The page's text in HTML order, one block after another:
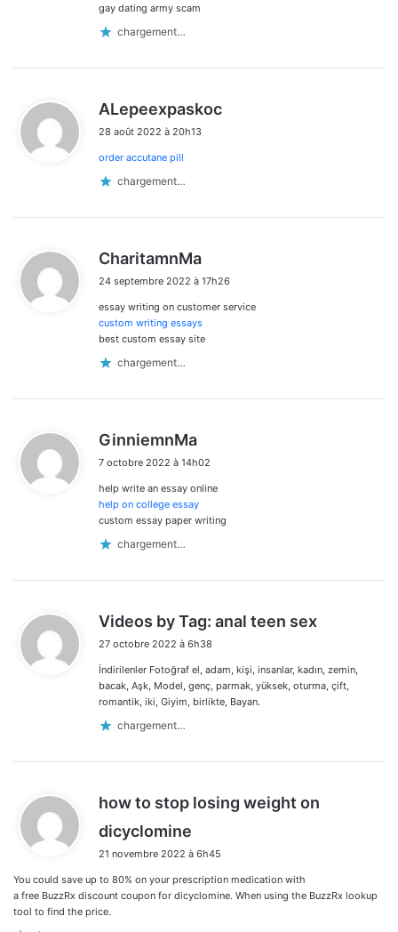
gay dating army scam
chargement…
ALepeexpaskoc
28 août 2022 à 20h13
order accutane pill
chargement…
CharitamnMa
t
24 septembre 2022 à 17h26
essay writing on customer service
custom writing essays
best custom essay site
chargement…
GinniemnMa
t
:
7 octobre 2022 à 14h02
help write an essay online
help on college essay
custom essay paper writing
chargement…
Videos by Tag: anal teen sex
:
27 octobre 2022 à 6h38
İndirilenler Fotoğraf el, adam, kişi, insanlar, kadın, zemin,
bacak, Aşk, Model, genç, parmak, yüksek, oturma, çift,
romantik, iki, Giyim, birlikte, Bayan.
chargement…
how to stop losing weight on
dicyclomine
t
:
21 novembre 2022 à 6h45
You could save up to 80% on your prescription medication with
a free BuzzRx discount coupon for dicyclomine. When using the BuzzRx lookup
tool to find the price.